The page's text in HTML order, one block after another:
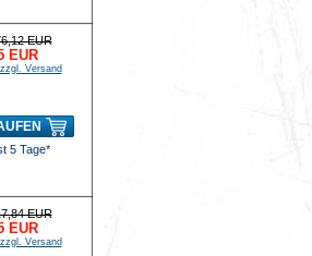
EUR
EUR
zzgl. Versand
5 Tage*
EUR
EUR
zzgl. Versand